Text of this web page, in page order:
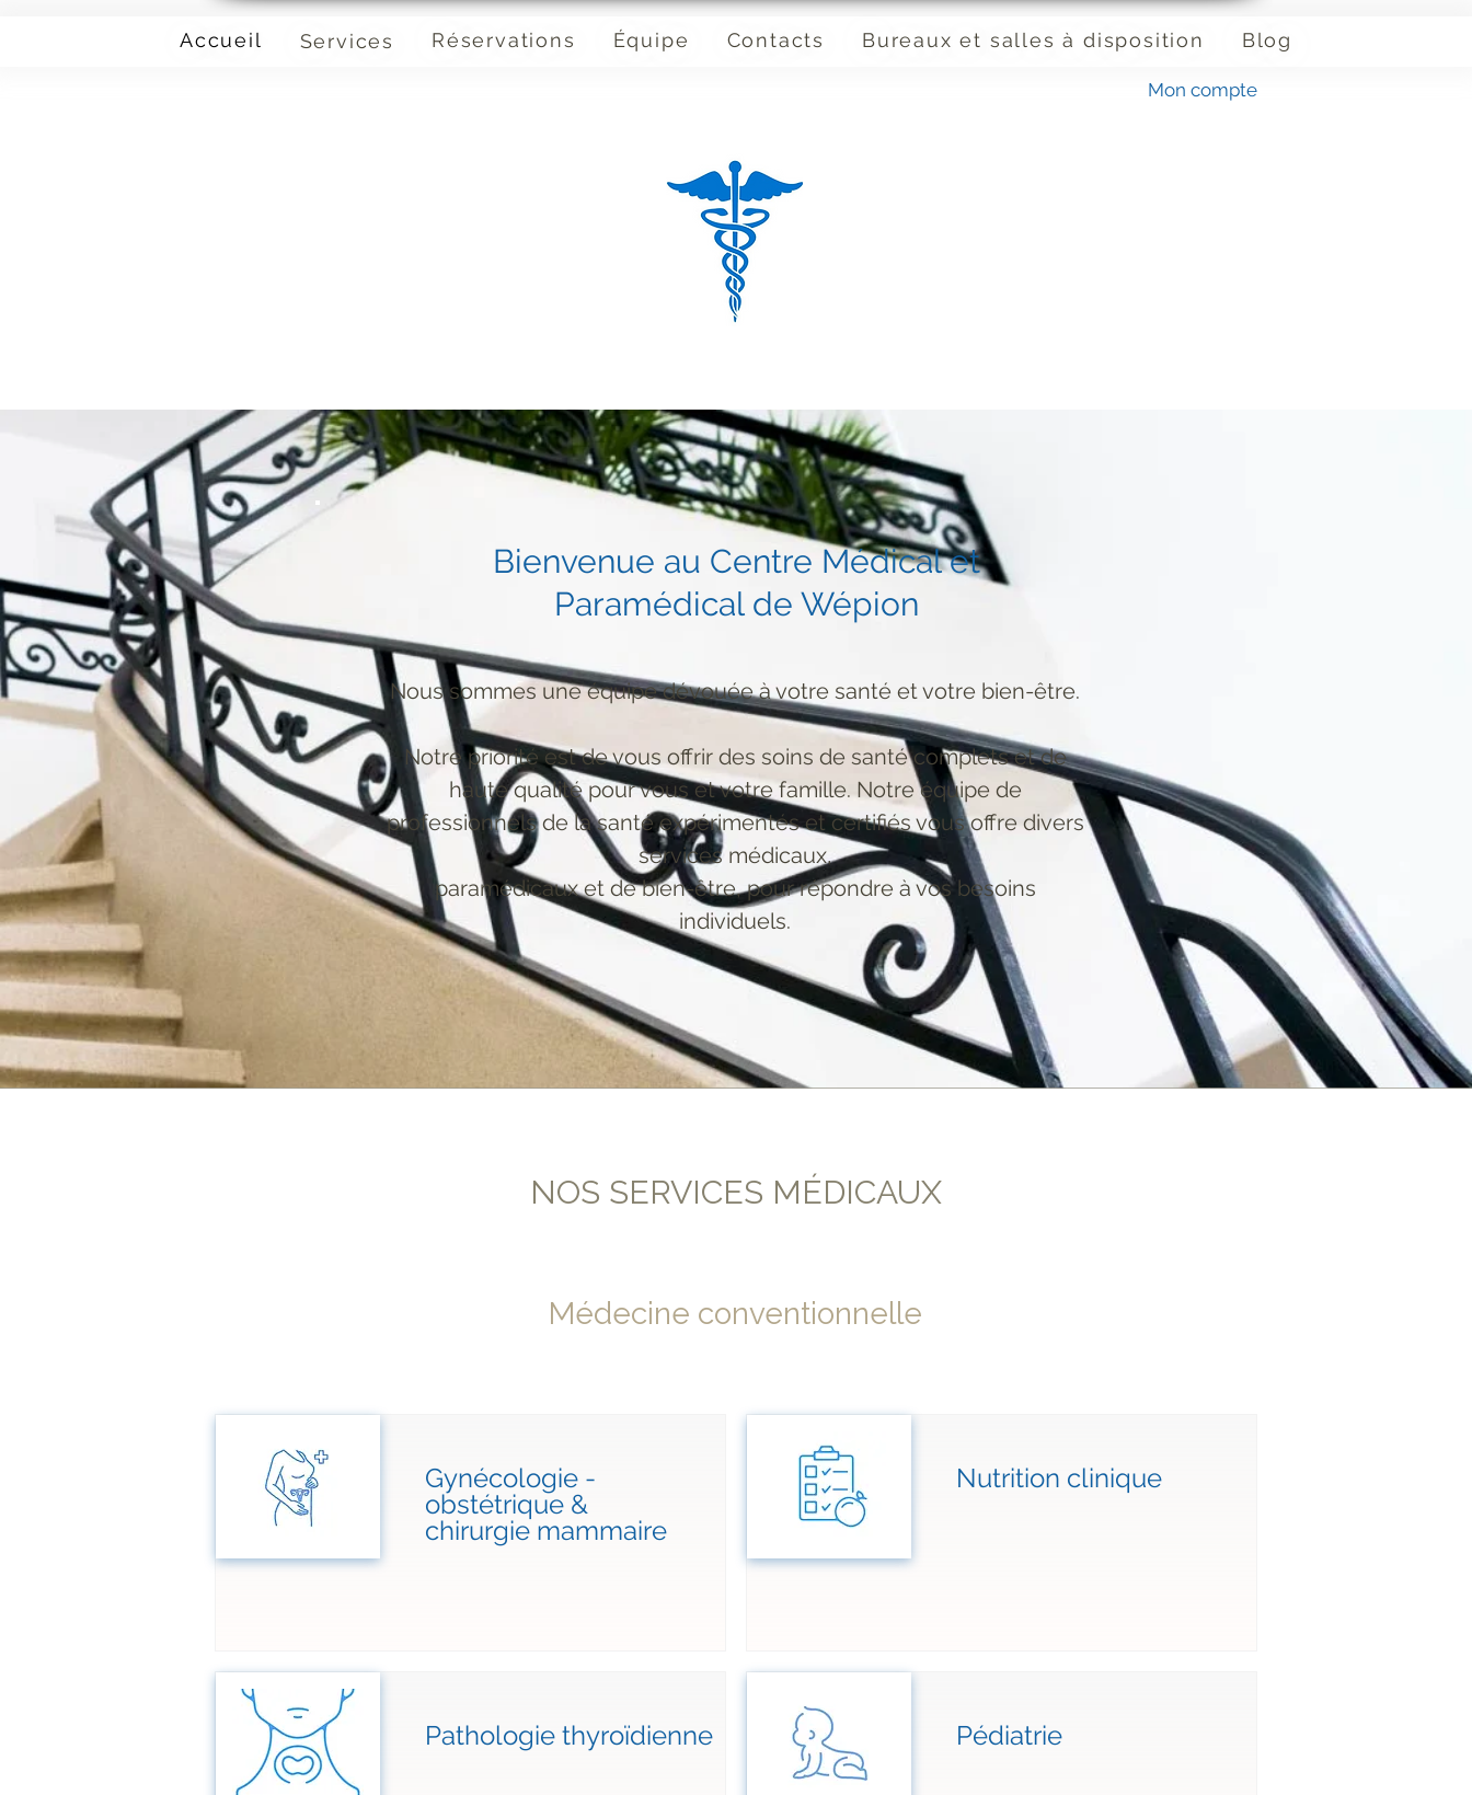
Accueil Services Réservations Équipe Contacts Bureaux et salles à disposition Blog
Mon compte
Bienvenue au Centre Médical et
Paramédical de Wépion
Nous sommes une équipe dévouée à votre santé et votre bien-être.
Notre priorité est de vous offrir des soins de santé complets et de
haute qualité pour vous et votre famille. Notre équipe de
professionnels de la santé expérimentés et certifiés vous offre divers
services médicaux,
paramédicaux et de bien-être, pour répondre à vos besoins
individuels.​
NOS SERVICES MÉDICAUX
Médecine conventionnelle
Gynécologie -
obstétrique &
chirurgie mammaire
Pathologie thyroïdienne
Nutrition clinique
Pédiatrie